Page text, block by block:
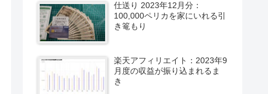
仕送り 2023年12月分：
100,000ペリカを家にいれる引
き篭もり
楽天アフィリエイト：2023年9
月度の収益が振り込まれるま
き